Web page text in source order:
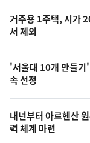
최
신,
오
늘
의
영
상
인
기
뉴
스
거주용 1주택, 시가
서 제외
'서울대 10개 만들
속 선정
내년부터 아르헨산
력 체계 마련